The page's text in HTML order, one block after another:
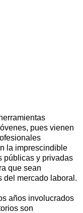
pues vienen
la imprescindible
públicas y privadas
que sean
del mercado laboral.
años involucrados
son